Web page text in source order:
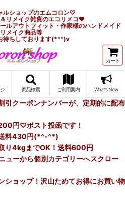
ルショップのエムコロン♡
リメイク雑貨のエコリメコ♥
ルアウトフィット・作家様のハンドメイド
メイク商品等
待ちしております(*^^)v
カート
商品検索 ご利用案内 What's New
引クーポンナンバーが、定期的に配布
円♡ポスト投函です！
送料430円(*^-^*)
り4kgまでOK！送料600円
ューから個別カテゴリーへスクロー
ョップ！沢山ためてお得にお買い物